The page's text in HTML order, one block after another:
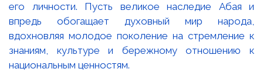
его личности. Пусть великое наследие Абая и
впредь обогащает духовный мир народа,
вдохновляя молодое поколение на стремление к
знаниям, культуре и бережному отношению к
национальным ценностям.